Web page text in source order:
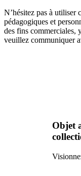
N’hésitez pas à utiliser
pédagogiques et
des fins commerciales,
veuillez communiquer
Objet